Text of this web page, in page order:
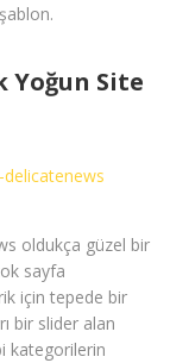
Yoğun Site
oldukça güzel bir
sayfa
için tepede bir
bir slider alan
kategorilerin